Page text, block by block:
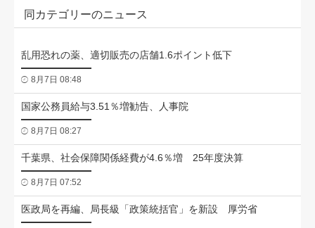
同カテゴリーのニュース
乱用恐れの薬、適切販売の店舗1.6ポイント低下
8月7日 08:48
国家公務員給与3.51％増勧告、人事院
8月7日 08:27
千葉県、社会保障関係経費が4.6％増 25年度決算
8月7日 07:52
医政局を再編、局長級「政策統括官」を新設 厚労省